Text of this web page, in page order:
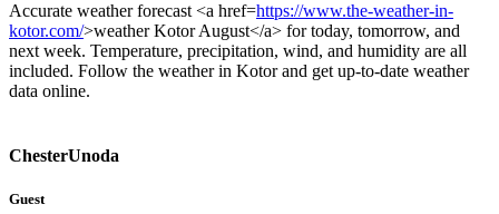
Accurate weather forecast <a href=https://www.the-weather-in-
kotor.com/>weather Kotor August</a> for today, tomorrow, and
next week. Temperature, precipitation, wind, and humidity are all
included. Follow the weather in Kotor and get up-to-date weather
data online.
ChesterUnoda
Guest